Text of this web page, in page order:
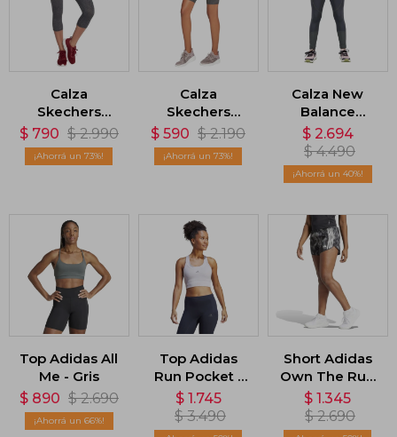
Calza
Skechers
GoWalk - Gris
$ 790 $ 2.990
73
Calza
Skechers
GoFlex Bike -
Gris
$ 590 $ 2.190
73
Calza New
Balance
Impact Tight -
Gris
$ 2.694
$ 4.490
40
Top Adidas All
Me - Gris
$ 890 $ 2.690
66
Top Adidas
Run Pocket -
Gris
$ 1.745
$ 3.490
Short Adidas
Own The Run
3 Rayas - Gris
$ 1.345
$ 2.690